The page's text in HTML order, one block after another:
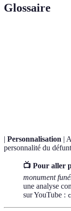
Glossaire
| Personnalisation |
personnalité du
📺 Pour aller
monument
une analyse
sur YouTube :